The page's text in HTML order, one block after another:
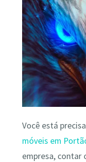
Você está
móveis em
empresa, contar